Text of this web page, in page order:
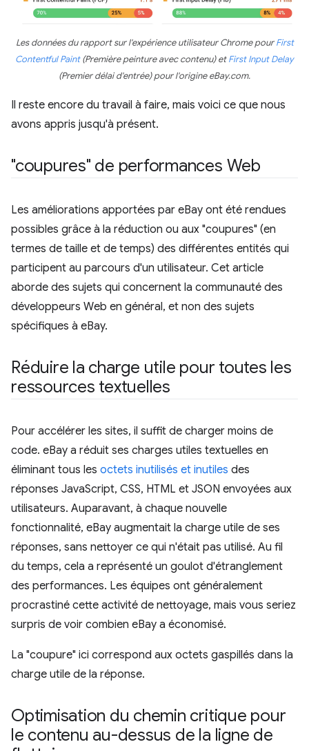
Les données du rapport sur l'expérience utilisateur Chrome pourFirst
Contentful Paint(Première peinture avec contenu) etFirst Input Delay
(Premier délai d'entrée) pour l'origine eBay.com.
Il reste encore du travail à faire, mais voici ce que nous
avons appris jusqu'à présent.
"coupures" de performances Web
Les améliorations apportées par eBay ont été rendues
possibles grâce à la réduction ou aux "coupures" (en
termes de taille et de temps) des différentes entités qui
participent au parcours d'un utilisateur. Cet article
aborde des sujets qui concernent la communauté des
développeurs Web en général, et non des sujets
spécifiques à eBay.
Réduire la charge utile pour toutes les
ressources textuelles
Pour accélérer les sites, il suffit de charger moins de
code. eBay a réduit ses charges utiles textuelles en
éliminant tous les octets inutilisés et inutiles des
réponses JavaScript, CSS, HTML et JSON envoyées aux
utilisateurs. Auparavant, à chaque nouvelle
fonctionnalité, eBay augmentait la charge utile de ses
réponses, sans nettoyer ce qui n'était pas utilisé. Au fil
du temps, cela a représenté un goulot d'étranglement
des performances. Les équipes ont généralement
procrastiné cette activité de nettoyage, mais vous seriez
surpris de voir combien eBay a économisé.
La "coupure" ici correspond aux octets gaspillés dans la
charge utile de la réponse.
Optimisation du chemin critique pour
le contenu au-dessus de la ligne de